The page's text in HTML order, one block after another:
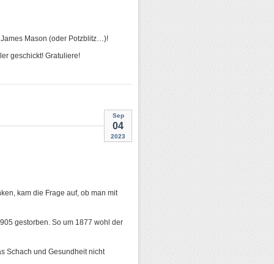
Mason (oder Potzblitz…)!
geschickt! Gratuliere!
Sep
04
2023
kam die Frage auf, ob man mit
gestorben. So um 1877 wohl der
Schach und Gesundheit nicht